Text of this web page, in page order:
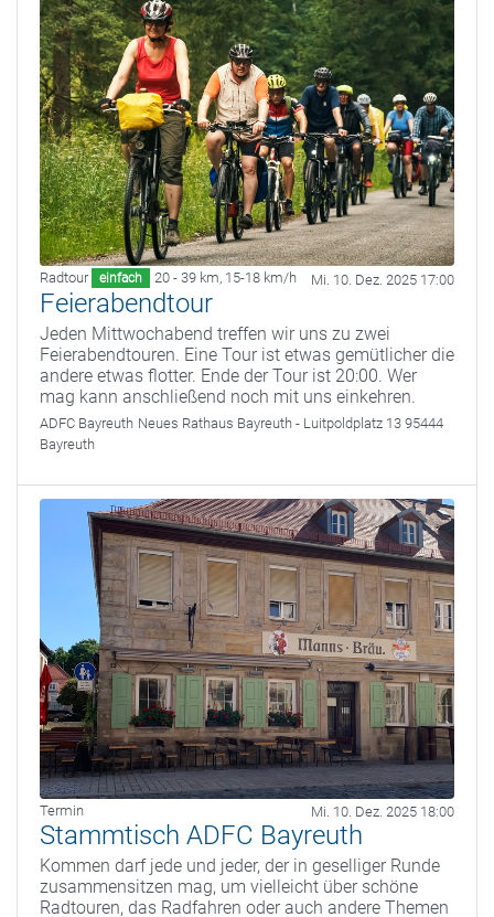
Radtour einfach 20 - 39 km, 15-18 km/h Mi. 10. Dez. 2025 17:00
Feierabendtour
Jeden Mittwochabend treffen wir uns zu zwei
Feierabendtouren. Eine Tour ist etwas gemütlicher die
andere etwas flotter. Ende der Tour ist 20:00. Wer
mag kann anschließend noch mit uns einkehren.
ADFC Bayreuth Neues Rathaus Bayreuth - Luitpoldplatz 13 95444
Bayreuth
Termin Mi. 10. Dez. 2025 18:00
Stammtisch ADFC Bayreuth
Kommen darf jede und jeder, der in geselliger Runde
zusammensitzen mag, um vielleicht über schöne
Radtouren, das Radfahren oder auch andere Themen